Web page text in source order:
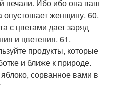
печали. Ибо ибо она ваш
опустошает женщину. 60.
с цветами дает заряд
и цветения. 61.
продукты, которые
и ближе к природе.
сорванное вами в